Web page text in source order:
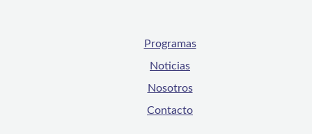
Programas
Noticias
Nosotros
Contacto